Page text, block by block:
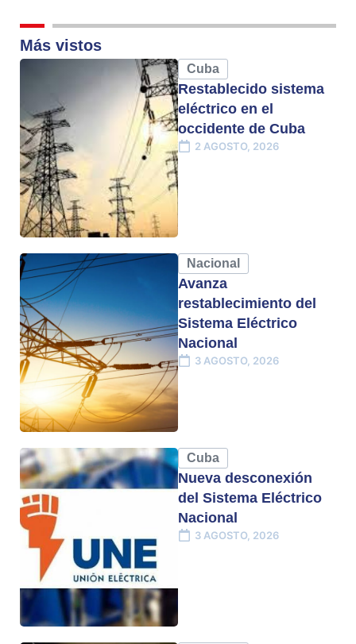
Más vistos
Cuba
Restablecido sistema
eléctrico en el
occidente de Cuba
2 AGOSTO, 2026
Nacional
Avanza
restablecimiento del
Sistema Eléctrico
Nacional
3 AGOSTO, 2026
Cuba
Nueva desconexión
del Sistema Eléctrico
Nacional
3 AGOSTO, 2026